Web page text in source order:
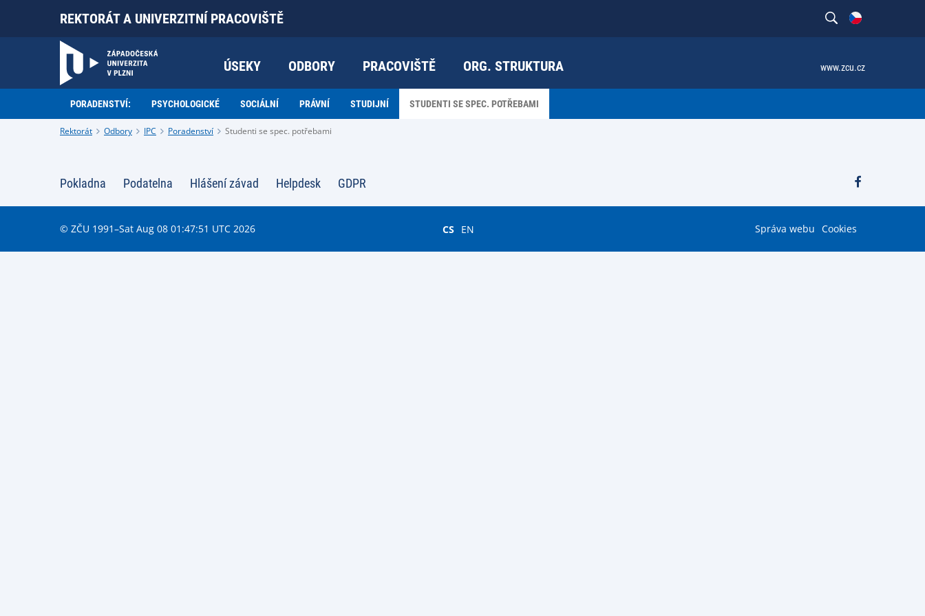
REKTORÁT A UNIVERZITNÍ PRACOVIŠTĚ
ÚSEKY ODBORY PRACOVIŠTĚ ORG. STRUKTURA www.zcu.cz
PORADENSTVÍ: PSYCHOLOGICKÉ SOCIÁLNÍ PRÁVNÍ STUDIJNÍ STUDENTI SE SPEC. POTŘEBAMI
Rektorát Odbory IPC Poradenství Studenti se spec. potřebami
Pokladna Podatelna Hlášení závad Helpdesk GDPR
© ZČU 1991–Sat Aug 08 01:47:51 UTC 2026 CS EN Správa webu Cookies